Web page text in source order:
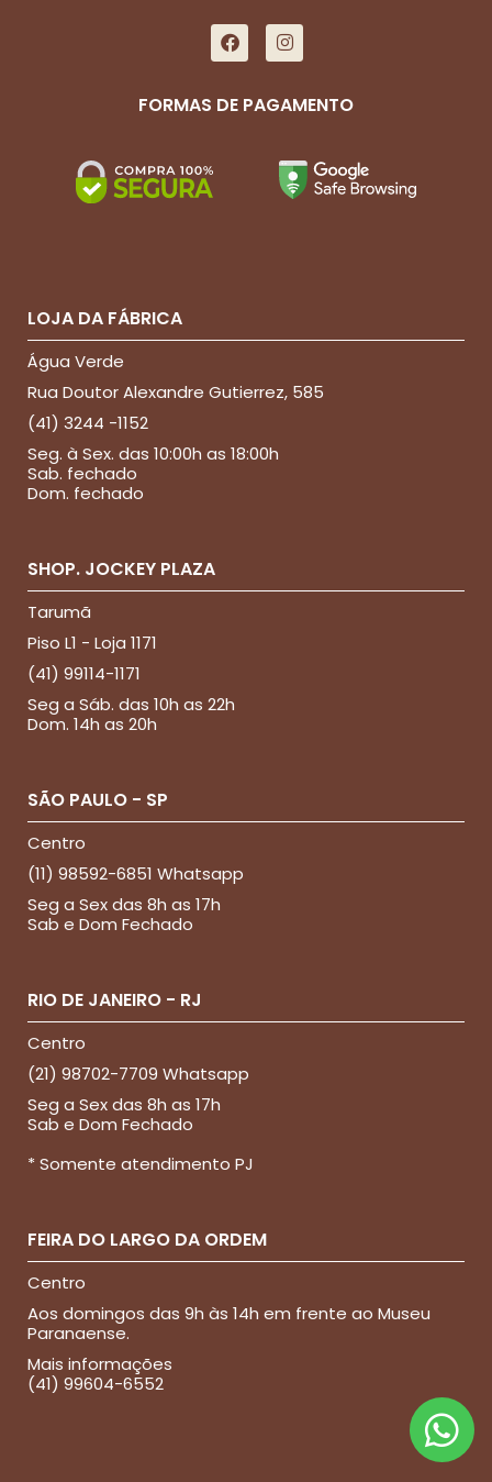
FORMAS DE PAGAMENTO
LOJA DA FÁBRICA
Água Verde
Rua Doutor Alexandre Gutierrez, 585
(41) 3244 -1152
Seg. à Sex. das 10:00h as 18:00h
Sab. fechado
Dom. fechado
SHOP. JOCKEY PLAZA
Tarumã
Piso L1 - Loja 1171
(41) 99114-1171
Seg a Sáb. das 10h as 22h
Dom. 14h as 20h
SÃO PAULO - SP
Centro
(11) 98592-6851 Whatsapp
Seg a Sex das 8h as 17h
Sab e Dom Fechado
RIO DE JANEIRO - RJ
Centro
(21) 98702-7709 Whatsapp
Seg a Sex das 8h as 17h
Sab e Dom Fechado
* Somente atendimento PJ
FEIRA DO LARGO DA ORDEM
Centro
Aos domingos das 9h às 14h em frente ao Museu
Paranaense.
Mais informações
(41) 99604-6552